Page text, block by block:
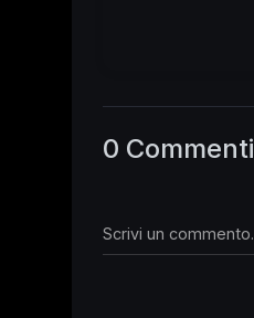
0 Commenti